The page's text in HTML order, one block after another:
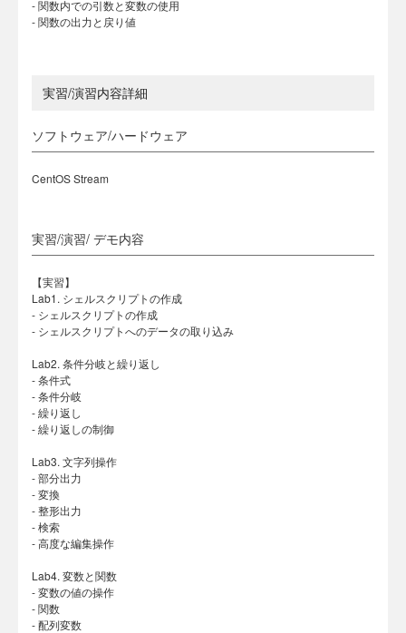
- 関数内での引数と変数の使用
- 関数の出力と戻り値
実習/演習内容詳細
ソフトウェア/ハードウェア
CentOS Stream
実習/演習/ デモ内容
【実習】
Lab1. シェルスクリプトの作成
- シェルスクリプトの作成
- シェルスクリプトへのデータの取り込み
Lab2. 条件分岐と繰り返し
- 条件式
- 条件分岐
- 繰り返し
- 繰り返しの制御
Lab3. 文字列操作
- 部分出力
- 変換
- 整形出力
- 検索
- 高度な編集操作
Lab4. 変数と関数
- 変数の値の操作
- 関数
- 配列変数